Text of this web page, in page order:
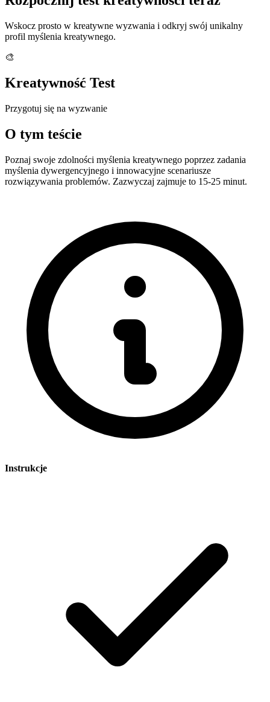
Wskocz prosto w kreatywne wyzwania i odkryj swój unikalny
profil myślenia kreatywnego.
🎨
Kreatywność Test
Przygotuj się na wyzwanie
O tym teście
Poznaj swoje zdolności myślenia kreatywnego poprzez zadania
myślenia dywergencyjnego i innowacyjne scenariusze
rozwiązywania problemów. Zazwyczaj zajmuje to 15-25 minut.
Instrukcje